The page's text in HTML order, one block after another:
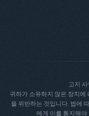
고지
귀하가 소유하지 않은 장치에
을 위반하는 것입니다. 법에
에게 이를 통지해야